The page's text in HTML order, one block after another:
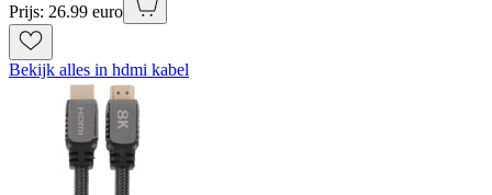
Prijs: 26.99 euro
Bekijk alles in hdmi kabel